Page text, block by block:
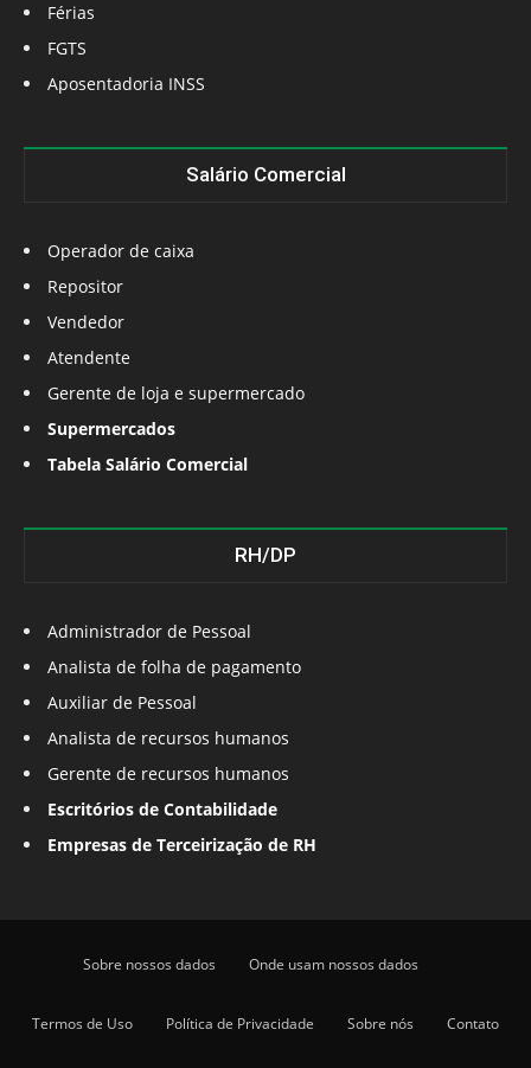
Férias
FGTS
Aposentadoria INSS
Salário Comercial
Operador de caixa
Repositor
Vendedor
Atendente
Gerente de loja e supermercado
Supermercados
Tabela Salário Comercial
RH/DP
Administrador de Pessoal
Analista de folha de pagamento
Auxiliar de Pessoal
Analista de recursos humanos
Gerente de recursos humanos
Escritórios de Contabilidade
Empresas de Terceirização de RH
Sobre nossos dados Onde usam nossos dados
Termos de Uso Política de Privacidade Sobre nós Contato